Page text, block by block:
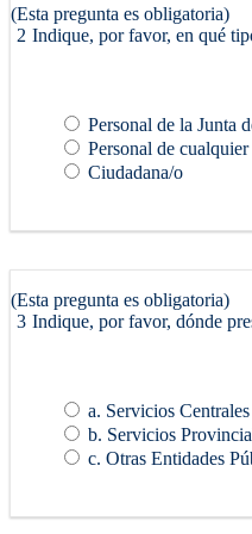
(Esta pregunta es obligatoria)
2 Indique, por favor, en qué
Personal de la Junta
Personal de
Ciudadana/o
(Esta pregunta es obligatoria)
3 Indique, por favor, dónde
a. Servicios Centrales
b. Servicios
c. Otras Entidades